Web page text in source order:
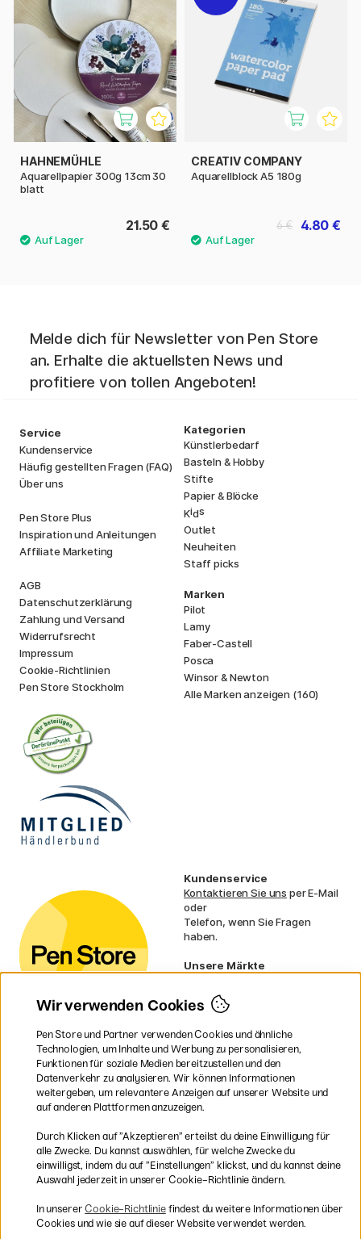
HAHNEMÜHLE
Aquarellpapier 300g 13cm 30
blatt
21.50 €
CREATIV COMPANY
Aquarellblock A5 180g
4.80 €
6 €
Melde dich für Newsletter von Pen Store
an. Erhalte die aktuellsten News und
profitiere von tollen Angeboten!
Service
Kundenservice
Häufig gestellten Fragen (FAQ)
Über uns
Pen Store Plus
Inspiration und Anleitungen
Affiliate Marketing
AGB
Datenschutzerklärung
Zahlung und Versand
Widerrufsrecht
Impressum
Cookie-Richtlinien
Pen Store Stockholm
Kategorien
Künstlerbedarf
Basteln & Hobby
Stifte
Papier & Blöcke
Kids
Outlet
Neuheiten
Staff picks
Marken
Pilot
Lamy
Faber-Castell
Posca
Winsor & Newton
Alle Marken anzeigen (160)
Kundenservice
Kontaktieren Sie uns per E-Mail
oder
Telefon, wenn Sie Fragen
haben.
Unsere Märkte
Norwegen
Dänemark
Frankreich
Irland
Niederlande
UK
EU
gelten für sperrige Produkte.
Sichere Bezahlung mit Visa, Mastercard und Paypal
Wir verwenden Cookies
Pen Store und Partner verwenden Cookies und ähnliche
Technologien, um Inhalte und Werbung zu personalisieren,
Funktionen für soziale Medien bereitzustellen und den
Datenverkehr zu analysieren. Wir können Informationen
weitergeben, um relevantere Anzeigen auf unserer Website und
auf anderen Plattformen anzuzeigen.
Durch Klicken auf ”Akzeptieren” erteilst du deine Einwilligung für
alle Zwecke. Du kannst auswählen, für welche Zwecke du
einwilligst, indem du auf ”Einstellungen” klickst, und du kannst deine
Auswahl jederzeit in unserer Cookie-Richtlinie ändern.
In unsererCookie-Richtliniefindest du weitere Informationen über
Cookies und wie sie auf dieser Website verwendet werden.